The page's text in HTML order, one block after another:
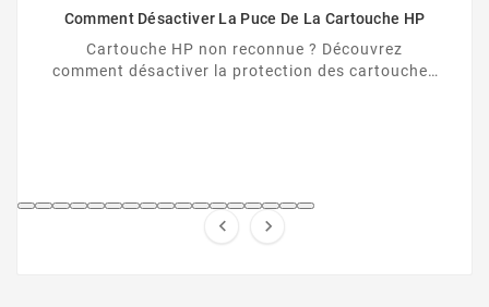
Comment Désactiver La Puce De La Cartouche HP
Cartouche HP non reconnue ? Découvrez
comment désactiver la protection des cartouches
 